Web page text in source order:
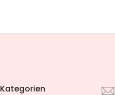
Kategorien